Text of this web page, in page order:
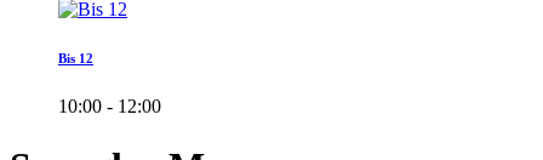
Bis 12
10:00 - 12:00